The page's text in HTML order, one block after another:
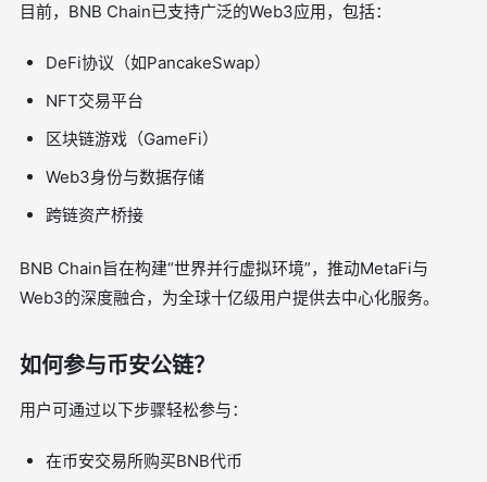
目前，BNB Chain已支持广泛的Web3应用，包括：
DeFi协议（如PancakeSwap）
NFT交易平台
区块链游戏（GameFi）
Web3身份与数据存储
跨链资产桥接
BNB Chain旨在构建“世界并行虚拟环境”，推动MetaFi与
Web3的深度融合，为全球十亿级用户提供去中心化服务。
如何参与币安公链？
用户可通过以下步骤轻松参与：
在币安交易所购买BNB代币